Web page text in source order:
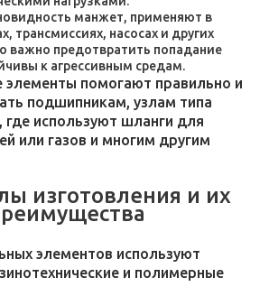
манжет, применяют в
трансмиссиях, насосах и других
важно предотвратить попадание
к агрессивным средам.
элементы помогают правильно и
подшипникам, узлам типа
используют шланги для
или газов и многим другим
изготовления и их
элементов используют
и полимерные